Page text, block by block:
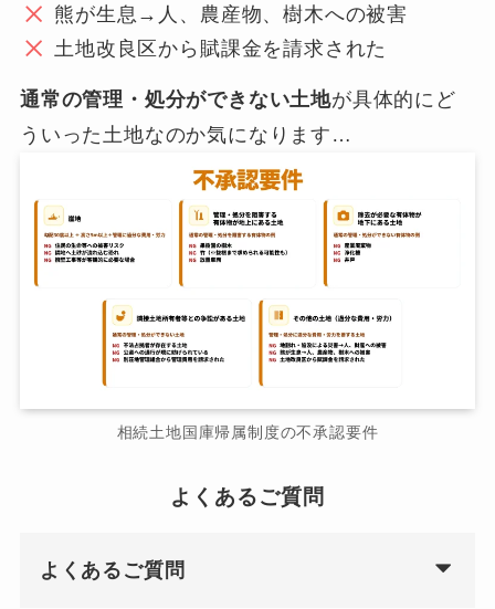
熊が生息→人、農産物、樹木への被害
土地改良区から賦課金を請求された
通常の管理・処分ができない土地が具体的にど
ういった土地なのか気になります…
相続土地国庫帰属制度の不承認要件
よくあるご質問
よくあるご質問